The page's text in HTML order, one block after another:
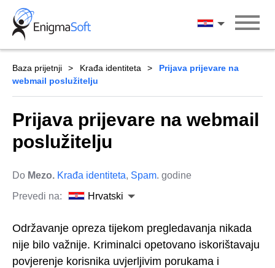
Skip
content
Hrvatski
Baza prijetnji Krađa identiteta
Prijava prijevare na
webmail poslužitelju
Prijava prijevare na webmail
poslužitelju
Do Mezo. Krađa identiteta, Spam. godine
Prevedi na:
Hrvatski
Održavanje opreza tijekom pregledavanja nikada
nije bilo važnije. Kriminalci opetovano iskorištavaju
povjerenje korisnika uvjerljivim porukama i